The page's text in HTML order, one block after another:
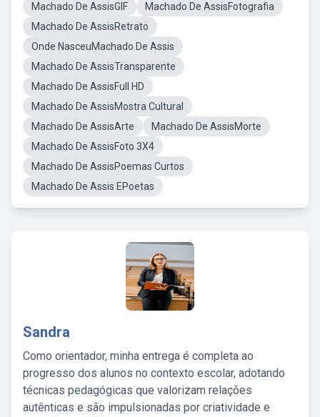
Machado De AssisGIF
Machado De AssisFotografia
Machado De AssisRetrato
Onde NasceuMachado De Assis
Machado De AssisTransparente
Machado De AssisFull HD
Machado De AssisMostra Cultural
Machado De AssisArte
Machado De AssisMorte
Machado De AssisFoto 3X4
Machado De AssisPoemas Curtos
Machado De Assis EPoetas
Sandra
Como orientador, minha entrega é completa ao
progresso dos alunos no contexto escolar, adotando
técnicas pedagógicas que valorizam relações
autênticas e são impulsionadas por criatividade e